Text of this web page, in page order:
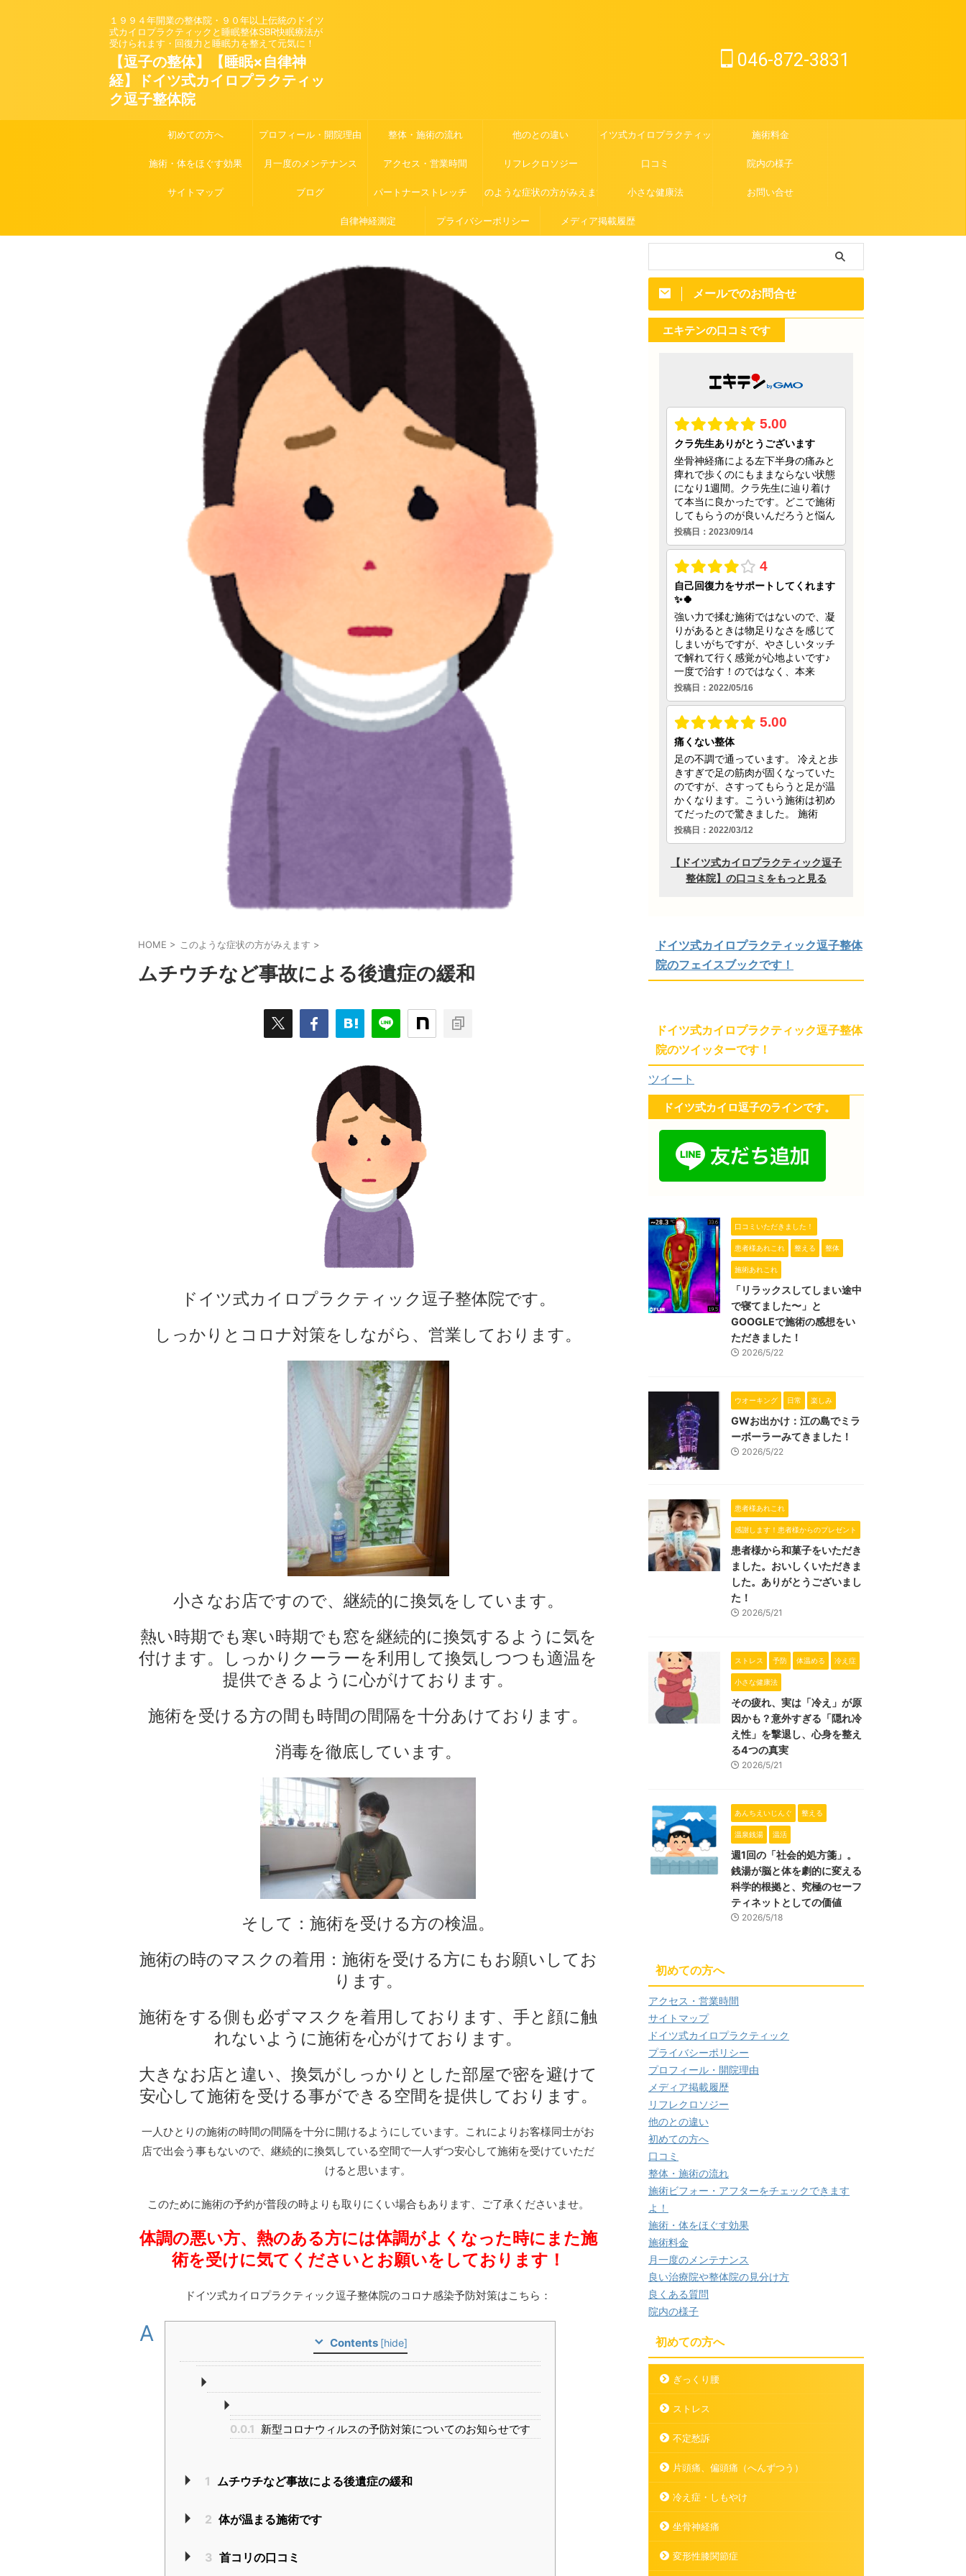
１９９４年開業の整体院・９０年以上伝統のドイツ
式カイロプラクティックと睡眠整体SBR快眠療法が
受けられます・回復力と睡眠力を整えて元気に！
【逗子の整体】【睡眠×自律神
経】ドイツ式カイロプラクティッ
ク逗子整体院
046-872-3831
初めての方へ プロフィール・開院理由 整体・施術の流れ 他のとの違い ドイツ式カイロプラクティック 施術料金
施術・体をほぐす効果 月一度のメンテナンス アクセス・営業時間 リフレクロソジー 口コミ 院内の様子
サイトマップ ブログ パートナーストレッチ このような症状の方がみえます 小さな健康法 お問い合せ
自律神経測定 プライバシーポリシー メディア掲載履歴
HOME > このような症状の方がみえます >
ムチウチなど事故による後遺症の緩和
ドイツ式カイロプラクティック逗子整体院です。
しっかりとコロナ対策をしながら、営業しております。
小さなお店ですので、継続的に換気をしています。
熱い時期でも寒い時期でも窓を継続的に換気するように気を
付けます。しっかりクーラーを利用して換気しつつも適温を
提供できるように心がけております。
施術を受ける方の間も時間の間隔を十分あけております。
消毒を徹底しています。
そして：施術を受ける方の検温。
施術の時のマスクの着用：施術を受ける方にもお願いしてお
ります。
施術をする側も必ずマスクを着用しております、手と顔に触
れないように施術を心がけております。
大きなお店と違い、換気がしっかりとした部屋で密を避けて
安心して施術を受ける事ができる空間を提供しております。
一人ひとりの施術の時間の間隔を十分に開けるようにしています。これによりお客様同士がお
店で出会う事もないので、継続的に換気している空間で一人ずつ安心して施術を受けていただ
けると思います。
このために施術の予約が普段の時よりも取りにくい場合もあります、ご了承くださいませ。
体調の悪い方、熱のある方には体調がよくなった時にまた施
術を受けに気てくださいとお願いをしております！
ドイツ式カイロプラクティック逗子整体院のコロナ感染予防対策はこちら：
A Contents [hide]
0.0.1 新型コロナウィルスの予防対策についてのお知らせです
1 ムチウチなど事故による後遺症の緩和
2 体が温まる施術です
3 首コリの口コミ
メールでのお問合せ
エキテンの口コミです
ドイツ式カイロプラクティック逗子整体
院のフェイスブックです！
ドイツ式カイロプラクティック逗子整体
院のツイッターです！
ツイート
ドイツ式カイロ逗子のラインです。
口コミいただきました！
患者様あれこれ 整える 整体
施術あれこれ
「リラックスしてしまい途中
で寝てました〜」と
GOOGLEで施術の感想をい
ただきました！
2026/5/22
ウオーキング 日常 楽しみ
GWお出かけ：江の島でミラ
ーボーラーみてきました！
2026/5/22
患者様あれこれ
感謝します！患者様からのプレゼント
患者様から和菓子をいただき
ました。おいしくいただきま
した。ありがとうございまし
た！
2026/5/21
ストレス 予防 体温める 冷え症
小さな健康法
その疲れ、実は「冷え」が原
因かも？意外すぎる「隠れ冷
え性」を撃退し、心身を整え
る4つの真実
2026/5/21
あんちえいじんぐ 整える
温泉銭湯 温活
週1回の「社会的処方箋」。
銭湯が脳と体を劇的に変える
科学的根拠と、究極のセーフ
ティネットとしての価値
2026/5/18
初めての方へ
アクセス・営業時間
サイトマップ
ドイツ式カイロプラクティック
プライバシーポリシー
プロフィール・開院理由
メディア掲載履歴
リフレクロソジー
他のとの違い
初めての方へ
口コミ
整体・施術の流れ
施術ビフォー・アフターをチェックできます
よ！
施術・体をほぐす効果
施術料金
月一度のメンテナンス
良い治療院や整体院の見分け方
良くある質問
院内の様子
初めての方へ
ぎっくり腰
ストレス
不定愁訴
片頭痛、偏頭痛（へんずつう）
冷え症・しもやけ
坐骨神経痛
変形性膝関節症